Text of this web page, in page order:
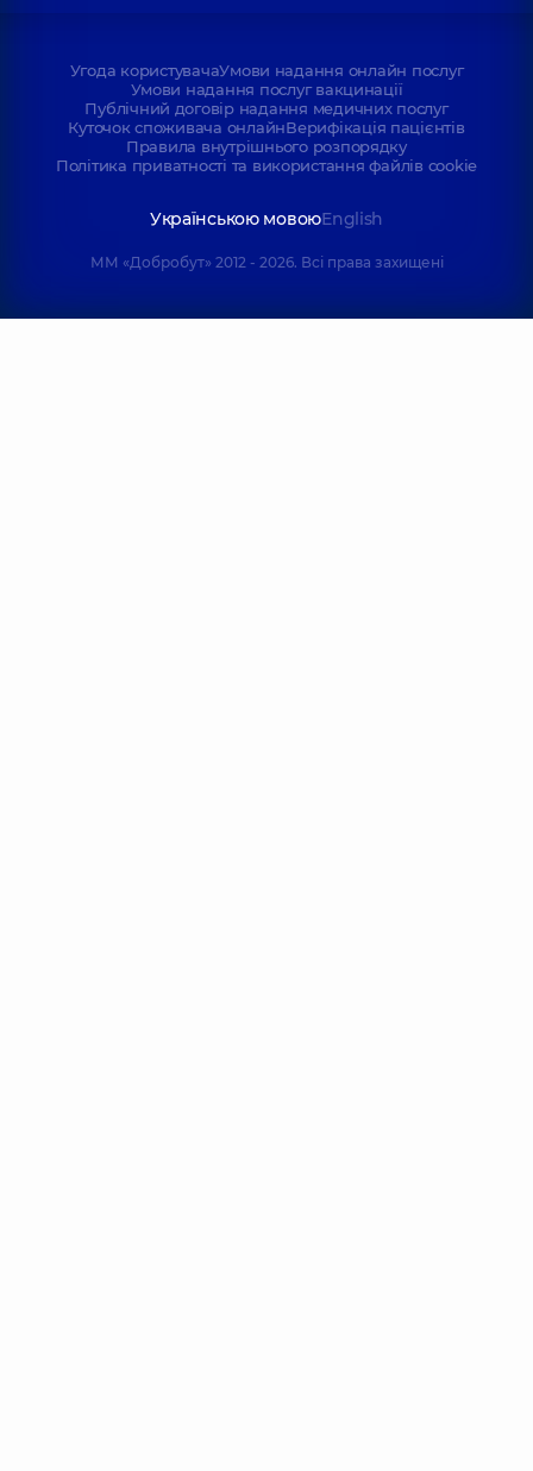
Угода користувачаУмови надання онлайн послуг
Умови надання послуг вакцинації
Публічний договір надання медичних послуг
Куточок споживача онлайнВерифікація пацієнтів
Правила внутрішнього розпорядку
Політика приватності та використання файлів cookie
Українською мовоюEnglish
ММ «Добробут» 2012 - 2026. Всі права захищені